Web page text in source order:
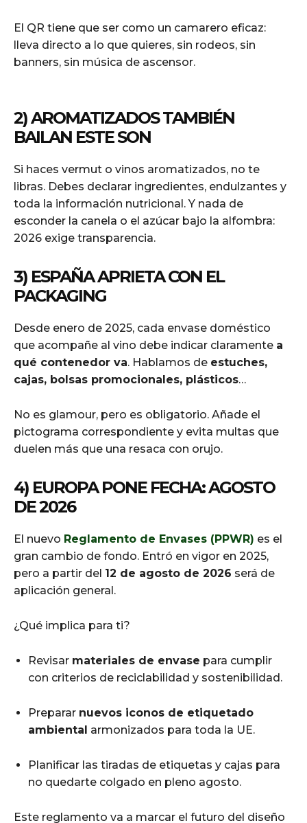
El QR tiene que ser como un camarero eficaz:
lleva directo a lo que quieres, sin rodeos, sin
banners, sin música de ascensor.
2) AROMATIZADOS TAMBIÉN
BAILAN ESTE SON
Si haces vermut o vinos aromatizados, no te
libras. Debes declarar ingredientes, endulzantes y
toda la información nutricional. Y nada de
esconder la canela o el azúcar bajo la alfombra:
2026 exige transparencia.
3) ESPAÑA APRIETA CON EL
PACKAGING
Desde enero de 2025, cada envase doméstico
que acompañe al vino debe indicar claramente a
qué contenedor va. Hablamos de estuches,
cajas, bolsas promocionales, plásticos…
No es glamour, pero es obligatorio. Añade el
pictograma correspondiente y evita multas que
duelen más que una resaca con orujo.
4) EUROPA PONE FECHA: AGOSTO
DE 2026
El nuevo Reglamento de Envases (PPWR) es el
gran cambio de fondo. Entró en vigor en 2025,
pero a partir del 12 de agosto de 2026 será de
aplicación general.
¿Qué implica para ti?
Revisar materiales de envase para cumplir
con criterios de reciclabilidad y sostenibilidad.
Preparar nuevos iconos de etiquetado
ambiental armonizados para toda la UE.
Planificar las tiradas de etiquetas y cajas para
no quedarte colgado en pleno agosto.
Este reglamento va a marcar el futuro del diseño